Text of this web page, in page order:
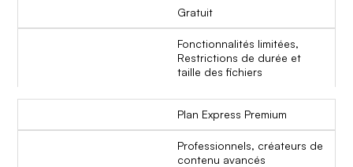
Gratuit
Fonctionnalités limitées,
Restrictions de durée et
taille des fichiers
Plan Express Premium
Professionnels, créateurs de
contenu avancés